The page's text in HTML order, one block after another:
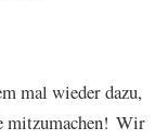
mal wieder dazu,
mitzumachen! Wir